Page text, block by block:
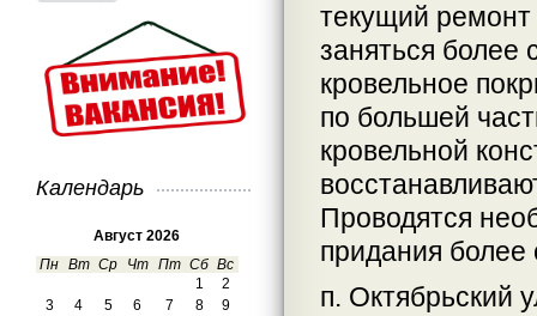
Календарь
Август 2026
Пн Вт Ср Чт Пт Сб Вс
1
2
3
4 5 6 7 8
9
текущий
заняться более
кровельное
по большей
кровельной
Проводятся
придания
п. Октябрьский